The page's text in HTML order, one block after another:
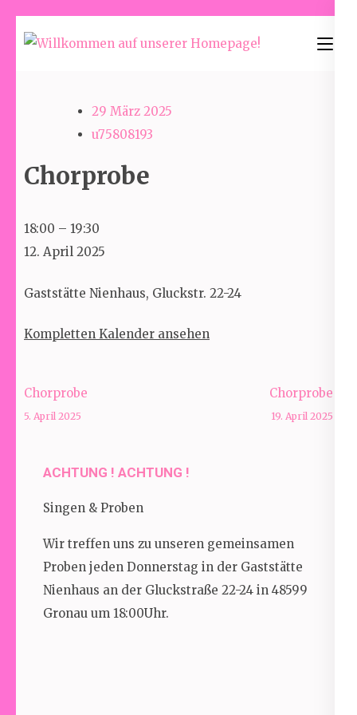
to
Willkommen
29 März 2025
u75808193
Chorprobe
Chorprobe
18:00 – 19:30
12. April 2025
Gaststätte Nienhaus, Gluckstr. 22-24
Kompletten Kalender ansehen
Beitragsnavigation
Chorprobe
5. April 2025
Chorprobe
19. April 2025
ACHTUNG ! ACHTUNG !
Singen & Proben
Wir treffen uns zu unseren gemeinsamen
Proben jeden Donnerstag in der Gaststätte
Nienhaus an der Gluckstraße 22-24 in 48599
Gronau um 18:00Uhr.